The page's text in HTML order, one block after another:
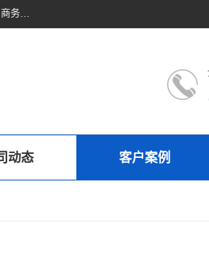
佛山市领云财务顾问有限公司注册地位于佛山市禅城区。经营范围包括：财务咨询，税务服务，企业管理咨询，信息咨询服务，法律咨询顾问，商务代理代办等服务；主要项目有：代理记账，旧账账务处理，疑难账务处理，建账审账；纳税申报，网上申请发票，企业税务分析、审查与评估；注册个体工商户，注册公司，公司注销；企业名称、地址、法人、股东、经营范围、营业期限等资料变更；商标注册、商标转让。财税审计、税务咨询、公司年审。
动态 客户案例